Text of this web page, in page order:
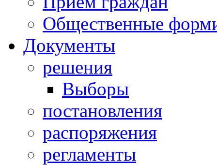
Общественные
Документы
решения
Выборы
постановления
распоряжения
регламенты